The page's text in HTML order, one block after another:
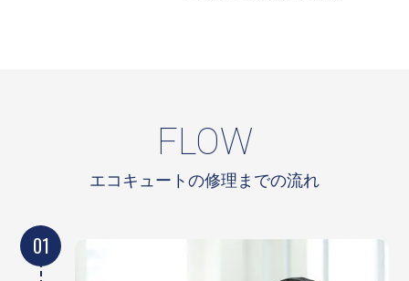
FLOW
エコキュートの修理までの流れ
01